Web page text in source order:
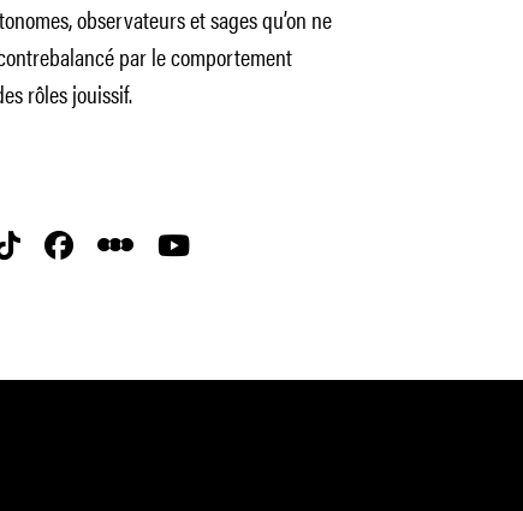
observateurs et sages qu’on ne
par le comportement
rôles jouissif.